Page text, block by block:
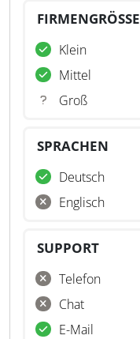
FIRMENGRÖSSE
Klein
Mittel
Groß
SPRACHEN
Deutsch
Englisch
SUPPORT
Telefon
Chat
E-Mail